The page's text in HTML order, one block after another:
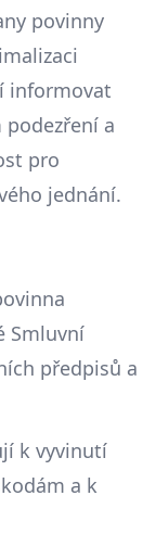
povinny
informovat
a
pro
jednání.
Smluvní
předpisů a
k vyvinutí
a k